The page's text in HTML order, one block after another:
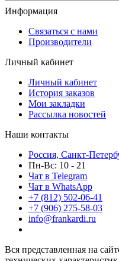
Информация
Связаться с нами
Производители
Личный кабинет
Личный кабинет
История заказов
Мои закладки
Рассылка новостей
Наши контакты
Россия, Санкт-
Пн-Вс: 10 - 21
Чат в Telegram
Чат в WhatsApp
+7 (812) 502-06-41
+7 (906) 275-58-03
info@frankardi.ru
Вся представленная на